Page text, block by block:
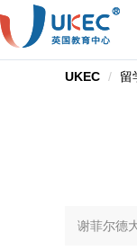
UKEC 留
谢菲尔德